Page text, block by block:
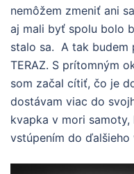
nemôžem zmeniť ani
aj mali byť spolu bolo
stalo sa. A tak budem
TERAZ. S prítomným
som začal cítiť, čo je
dostávam viac do
kvapka v mori
vstúpením do ďalšieho